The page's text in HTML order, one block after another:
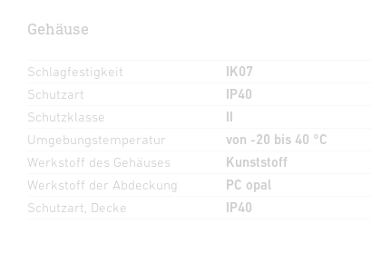
Gehäuse
Schlagfestigkeit
IK07
Schutzart
IP40
Schutzklasse
II
Umgebungstemperatur
von -20 bis 40 °C
Werkstoff des Gehäuses
Kunststoff
Werkstoff der Abdeckung
PC opal
Schutzart, Decke
IP40